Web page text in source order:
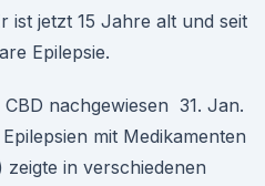
ist jetzt 15 Jahre alt und seit
Epilepsie.
nachgewiesen 31. Jan.
mit Medikamenten
zeigte in verschiedenen